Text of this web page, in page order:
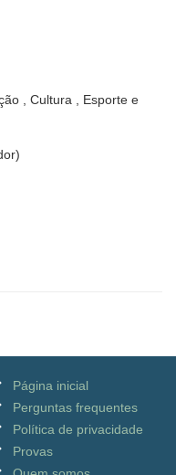
, Cultura , Esporte e
Página inicial
Perguntas frequentes
Política de privacidade
Provas